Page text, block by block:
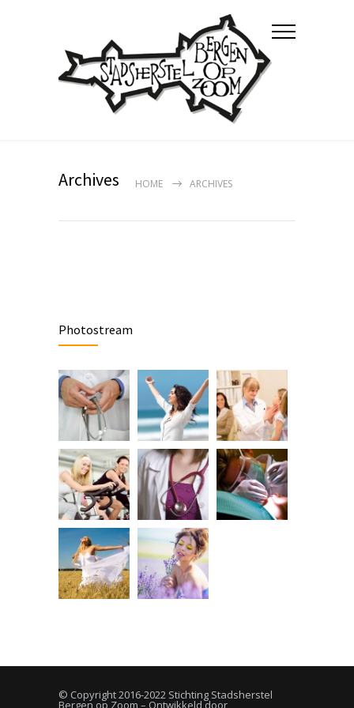
Archives HOME ARCHIVES
Photostream
© Copyright 2016-2022 Stichting Stadsherstel
Bergen op Zoom – Ontwikkeld door